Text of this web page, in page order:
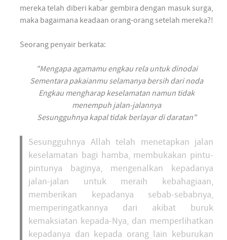
mereka telah diberi kabar gembira dengan masuk surga,
maka bagaimana keadaan orang-orang setelah mereka?!
Seorang penyair berkata:
"Mengapa agamamu engkau rela untuk dinodai
Sementara pakaianmu selamanya bersih dari noda
Engkau mengharap keselamatan namun tidak
menempuh jalan-jalannya
Sesungguhnya kapal tidak berlayar di daratan"
Sesungguhnya Allah telah menetapkan jalan
keselamatan bagi hamba, membukakan pintu-
pintunya baginya, mengenalkan kepadanya
jalan-jalan untuk meraih kebahagiaan,
memberikan kepadanya sebab-sebabnya,
memperingatkannya dari akibat buruk
kemaksiatan kepada-Nya, dan memperlihatkan
kepadanya dan kepada orang lain keburukan